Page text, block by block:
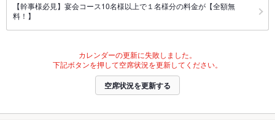
【幹事様必見】宴会コース10名様以上で１名様分の料金が【全額無
料！】
カレンダーの更新に失敗しました。
下記ボタンを押して空席状況を更新してください。
空席状況を更新する